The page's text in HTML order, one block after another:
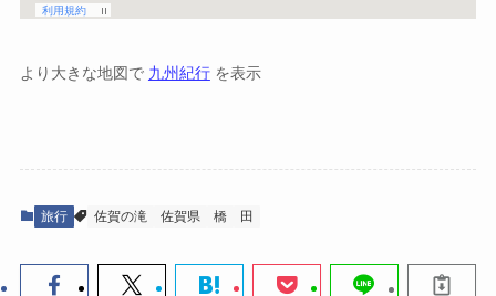
より大きな地図で 九州紀行を表示
旅行 佐賀の滝 佐賀県 橋 田